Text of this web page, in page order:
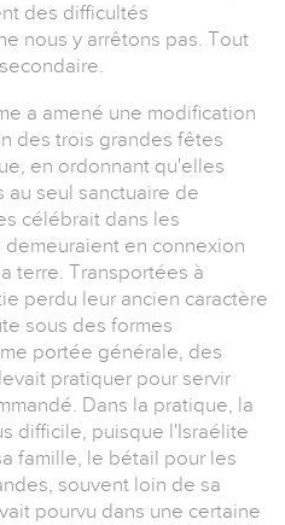
des difficultés
nous y arrêtons pas. Tout
a amené une modification
des trois grandes fêtes
en ordonnant qu'elles
seul sanctuaire de
célébrait dans les
en connexion
terre. Transportées à
perdu leur ancien caractère
sous des formes
portée générale, des
pratiquer pour servir
Dans la pratique, la
difficile, puisque l'Israélite
famille, le bétail pour les
souvent loin de sa
pourvu dans une certaine